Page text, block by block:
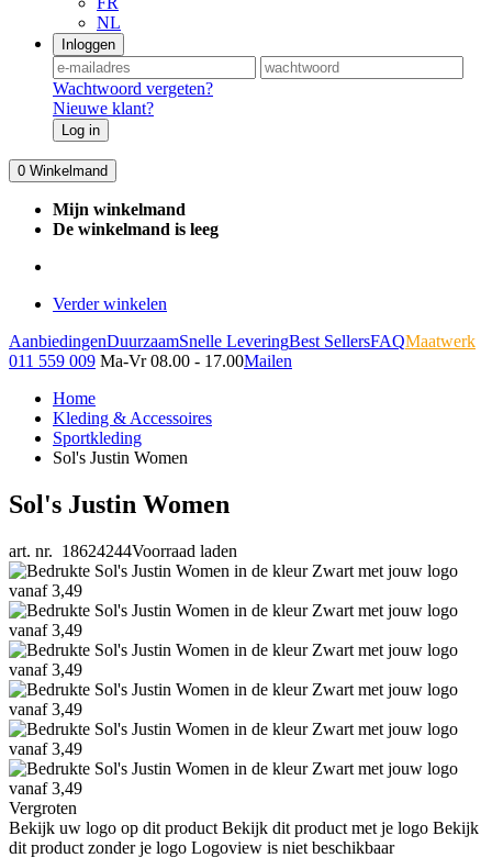
NL
Inloggen
Wachtwoord vergeten?
Nieuwe klant?
Log in
0 Winkelmand
Mijn winkelmand
De winkelmand is leeg
Verder winkelen
AanbiedingenDuurzaamSnelle LeveringBest SellersFAQMaatwerk
011 559 009 Ma-Vr 08.00 - 17.00Mailen
Home
Kleding & Accessoires
Sportkleding
Sol's Justin Women
Sol's Justin Women
art. nr. 18624244Voorraad laden
Vergroten
Bekijk uw logo op dit product Bekijk dit product met je logo Bekijk
dit product zonder je logo Logoview is niet beschikbaar